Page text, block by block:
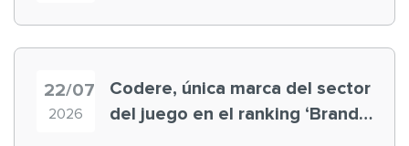
22/07
2026
Codere, única marca del sector
del juego en el ranking ‘Brand